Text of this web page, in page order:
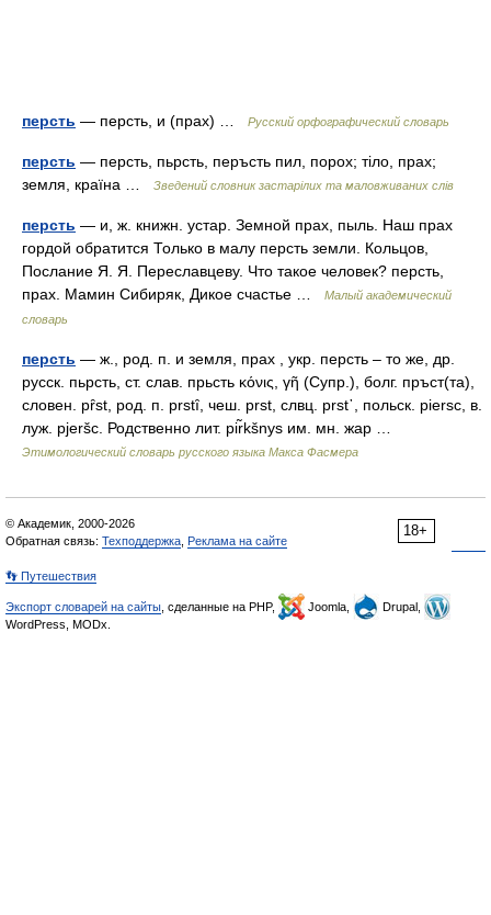
персть — персть, и (прах) … Русский орфографический словарь
персть — персть, пьрсть, перъсть пил, порох; тіло, прах;
земля, країна …
Зведений словник застарілих та маловживаних слів
персть — и, ж. книжн. устар. Земной прах, пыль. Наш прах
гордой обратится Только в малу персть земли. Кольцов,
Послание Я. Я. Переславцеву. Что такое человек? персть,
прах. Мамин Сибиряк, Дикое счастье …
Малый академический
словарь
персть — ж., род. п. и земля, прах , укр. персть – то же, др.
русск. пьрсть, ст. слав. прьсть κόνις, γῆ (Супр.), болг. пръст(та),
словен. pȓst, род. п. prstȋ, чеш. prst, слвц. рrst᾽, польск. piersc, в.
луж. pjeršc. Родственно лит. pir̃kšnys им. мн. жар …
Этимологический словарь русского языка Макса Фасмера
18+
© Академик, 2000-2026
Обратная связь: Техподдержка Реклама на сайте
👣 Путешествия
Экспорт словарей на сайты , сделанные на PHP, Joomla,
Drupal,
WordPress, MODx.